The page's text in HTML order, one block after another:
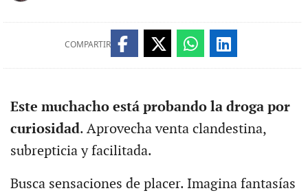
COMPARTIR
Este muchacho está probando la droga por
curiosidad. Aprovecha venta clandestina,
subrepticia y facilitada.
Busca sensaciones de placer. Imagina fantasías